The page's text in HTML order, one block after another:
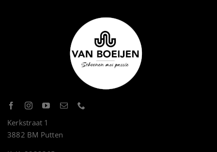
Kerkstraat 1
3882 BM Putten